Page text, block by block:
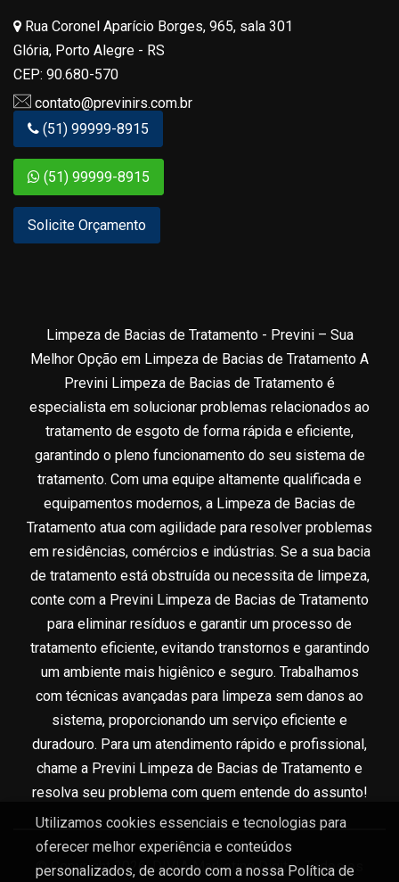
Rua Coronel Aparício Borges, 965, sala 301
Glória, Porto Alegre - RS
CEP: 90.680-570
contato@previnirs.com.br
(51) 99999-8915
(51) 99999-8915
Solicite Orçamento
Limpeza de Bacias de Tratamento - Previni – Sua
Melhor Opção em Limpeza de Bacias de Tratamento A
Previni Limpeza de Bacias de Tratamento é
especialista em solucionar problemas relacionados ao
tratamento de esgoto de forma rápida e eficiente,
garantindo o pleno funcionamento do seu sistema de
tratamento. Com uma equipe altamente qualificada e
equipamentos modernos, a Limpeza de Bacias de
Tratamento atua com agilidade para resolver problemas
em residências, comércios e indústrias. Se a sua bacia
de tratamento está obstruída ou necessita de limpeza,
conte com a Previni Limpeza de Bacias de Tratamento
para eliminar resíduos e garantir um processo de
tratamento eficiente, evitando transtornos e garantindo
um ambiente mais higiênico e seguro. Trabalhamos
com técnicas avançadas para limpeza sem danos ao
sistema, proporcionando um serviço eficiente e
duradouro. Para um atendimento rápido e profissional,
chame a Previni Limpeza de Bacias de Tratamento e
resolva seu problema com quem entende do assunto!
© Copyright 2026. DIVIA Marketing Digital. Todos os
Utilizamos cookies essenciais e tecnologias para
oferecer melhor experiência e conteúdos
personalizados, de acordo com a nossa Política de